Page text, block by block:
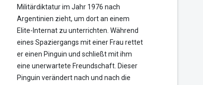
Militärdiktatur im Jahr 1976 nach
Argentinien zieht, um dort an einem
Elite-Internat zu unterrichten. Während
eines Spaziergangs mit einer Frau rettet
er einen Pinguin und schließt mit ihm
eine unerwartete Freundschaft. Dieser
Pinguin verändert nach und nach die